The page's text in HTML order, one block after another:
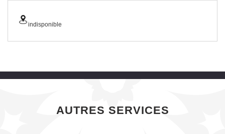
indisponible
AUTRES SERVICES